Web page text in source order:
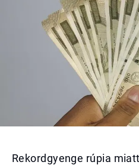
Rekordgyenge rúpia